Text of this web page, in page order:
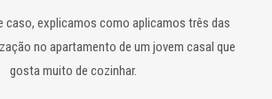
caso, explicamos como aplicamos três das
no apartamento de um jovem casal que
gosta muito de cozinhar.